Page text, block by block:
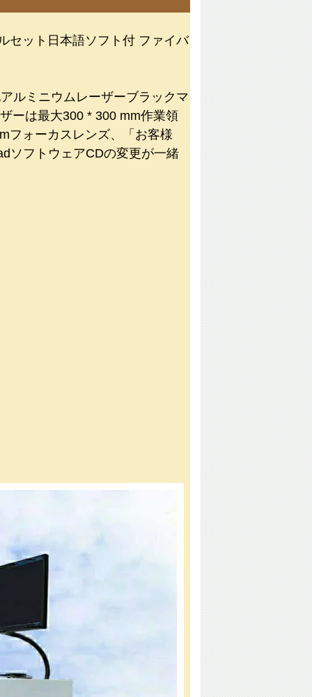
セット日本語ソフト付 ファイバ
ルミニウムレーザーブラックマ
ーは最大300 * 300 mm作業領
フォーカスレンズ、「お客様
ソフトウェアCDの変更が一緒